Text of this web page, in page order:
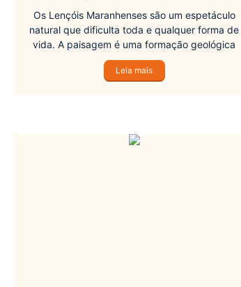
Os Lençóis Maranhenses são um espetáculo
natural que dificulta toda e qualquer forma de
vida. A paisagem é uma formação geológica
rara e única no Brasil que muda todo o ano ao
bel-prazer dos ventos.
Leia mais